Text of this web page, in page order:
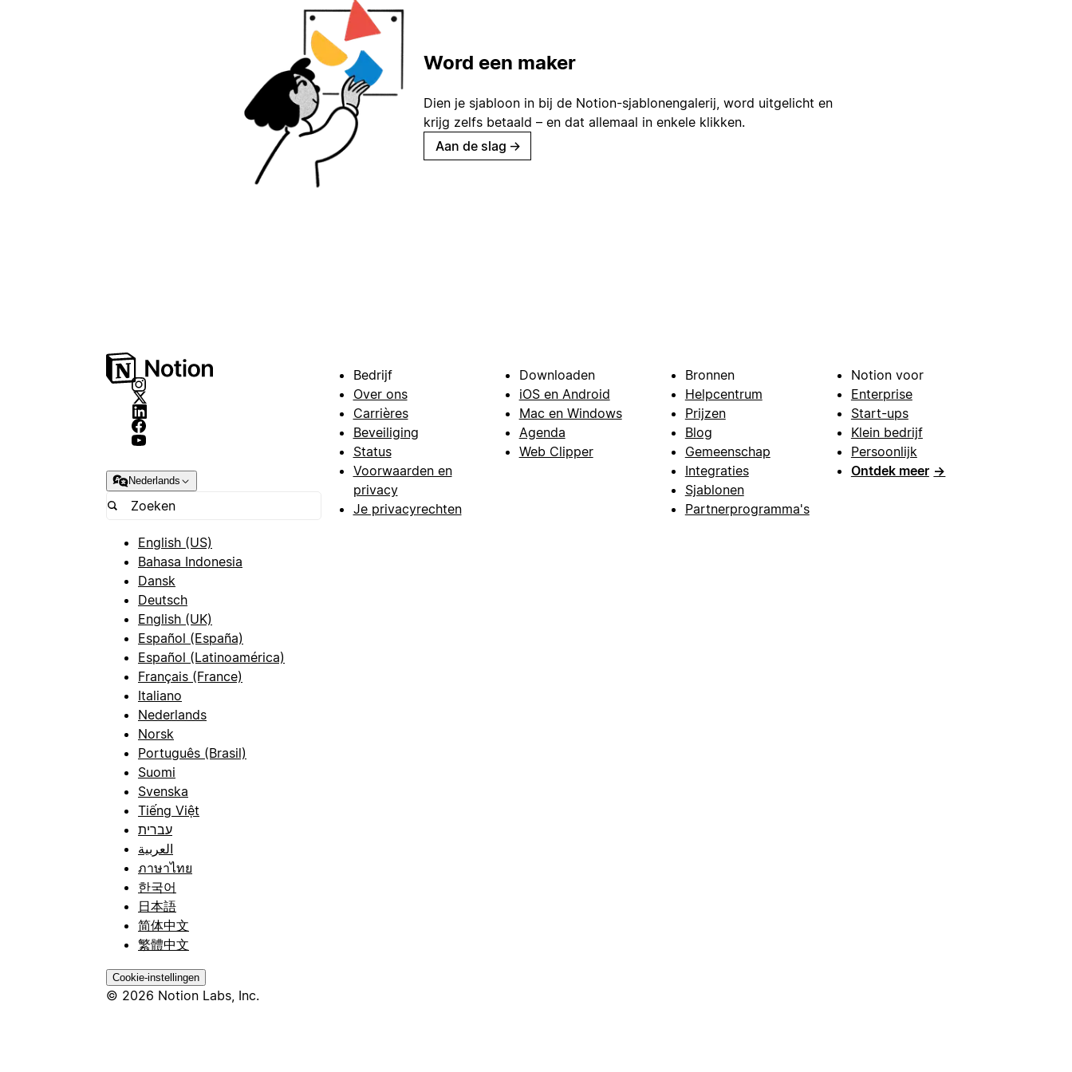
Word een maker
Dien je sjabloon in bij de Notion-sjablonengalerij, word uitgelicht en
krijg zelfs betaald – en dat allemaal in enkele klikken.
Aan de slag →
Nederlands
English (US)
Bahasa Indonesia
Dansk
Deutsch
English (UK)
Español (España)
Español (Latinoamérica)
Français (France)
Italiano
Nederlands
Norsk
Português (Brasil)
Suomi
Svenska
Tiếng Việt
עברית
العربية
ภาษาไทย
한국어
日本語
简体中文
繁體中文
Cookie-instellingen
© 2026 Notion Labs, Inc.
Bedrijf
Over ons
Carrières
Beveiliging
Status
Voorwaarden en
privacy
Je privacyrechten
Downloaden
iOS en Android
Mac en Windows
Agenda
Web Clipper
Bronnen
Helpcentrum
Prijzen
Blog
Gemeenschap
Integraties
Sjablonen
Partnerprogramma's
Notion voor
Enterprise
Start-ups
Klein bedrijf
Persoonlijk
Ontdek meer →